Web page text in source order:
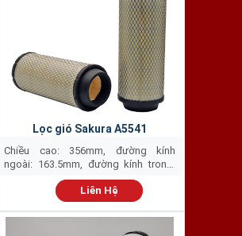
Lọc gió Sakura A5541
Chiều cao: 356mm, đường kính
ngoài: 163.5mm, đường kính trong:
Liên Hệ